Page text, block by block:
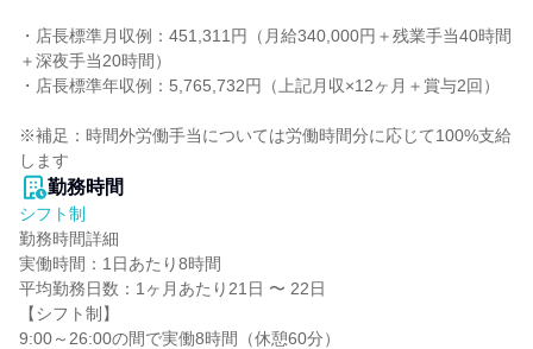
・店長標準月収例：451,311円（月給340,000円＋残業手当40時間
＋深夜手当20時間）
・店長標準年収例：5,765,732円（上記月収×12ヶ月＋賞与2回）
※補足：時間外労働手当については労働時間分に応じて100%支給
します
勤務時間
シフト制
勤務時間詳細
実働時間：1日あたり8時間
平均勤務日数：1ヶ月あたり21日 〜 22日
【シフト制】
9:00～26:00の間で実働8時間（休憩60分）